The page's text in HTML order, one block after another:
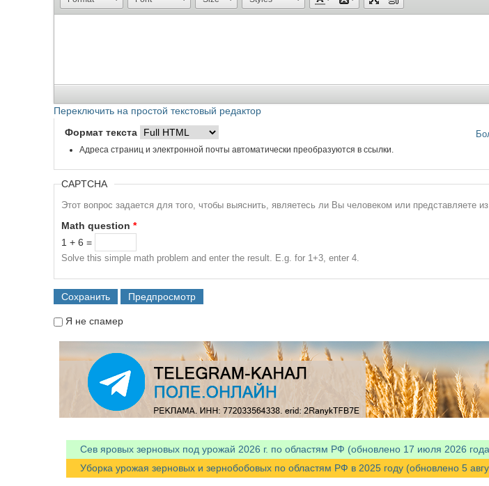
Переключить на простой текстовый редактор
Формат текста
Адреса страниц и электронной почты автоматически преобразуются в ссылки.
CAPTCHA
Этот вопрос задается для того, чтобы выяснить, являетесь ли Вы человеком или представляете
Math question *
1 + 6 =
Solve this simple math problem and enter the result. E.g. for 1+3, enter 4.
Я не спамер
Сев яровых зерновых под урожай 2026 г. по областям РФ (обновлено 17 июля 2026
Уборка урожая зерновых и зернобобовых по областям РФ в 2025 году (обновлено 5